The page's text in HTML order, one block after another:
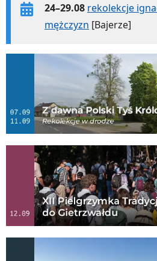
24–29.08 rekolekcje
mężczyzn [Bajerze]